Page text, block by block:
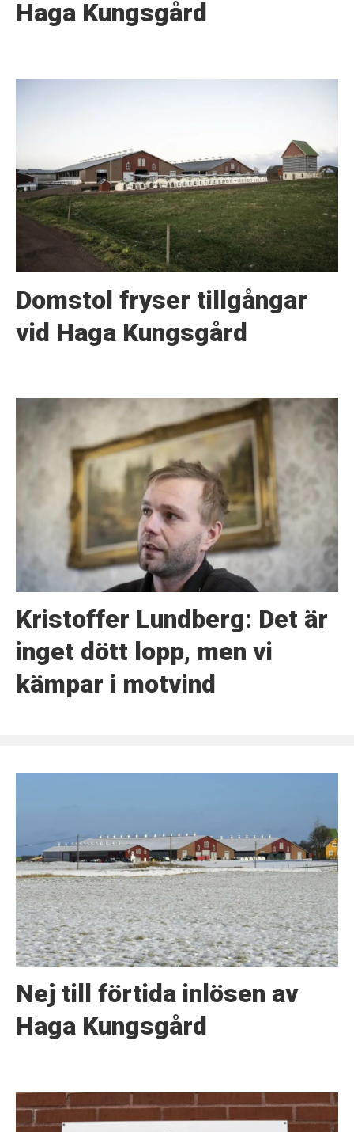
Haga Kungsgård
Domstol fryser tillgångar
vid Haga Kungsgård
Kristoffer Lundberg: Det är
inget dött lopp, men vi
kämpar i motvind
Nej till förtida inlösen av
Haga Kungsgård